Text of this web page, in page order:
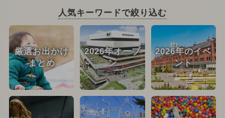
人気キーワードで絞り込む
厳選お出かけ
まとめ
2026年オープ
ン
2026年のイベ
ント